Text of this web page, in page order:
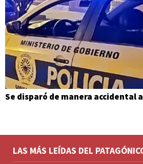
Se disparó de manera accidental
LAS MÁS LEÍDAS DEL